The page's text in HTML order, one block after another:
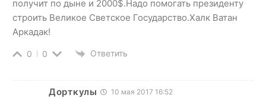
получит по дыне и 2000$.Надо помогать президенту
строить Великое Светское Государство.Халк Ватан
Аркадак!
0 0 Ответить
Дорткулы 10 мая 2017 16:52